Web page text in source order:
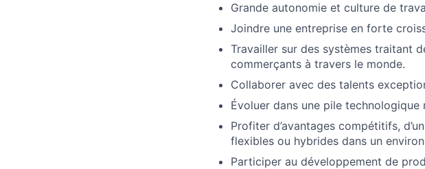
Grande autonomie et culture de
Joindre une entreprise en forte
Travailler sur des systèmes traitant
commerçants à travers le monde.
Collaborer avec des talents
Évoluer dans une pile technologique
Profiter d’avantages compétitifs,
flexibles ou hybrides dans un
Participer au développement de